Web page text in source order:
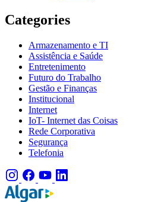
Categories
Armazenamento e TI
Assistência e Saúde
Entretenimento
Futuro do Trabalho
Gestão e Finanças
Institucional
Internet
IoT- Internet das Coisas
Rede Corporativa
Segurança
Telefonia